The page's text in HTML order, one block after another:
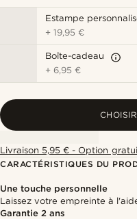
Estampe
+19,95 €
Boîte-cadeau
+6,95 €
Livraison 5,95 € - Option
CARACTÉRISTIQUES DU
Une touche personnelle
Laissez votre empreinte à
Garantie 2 ans